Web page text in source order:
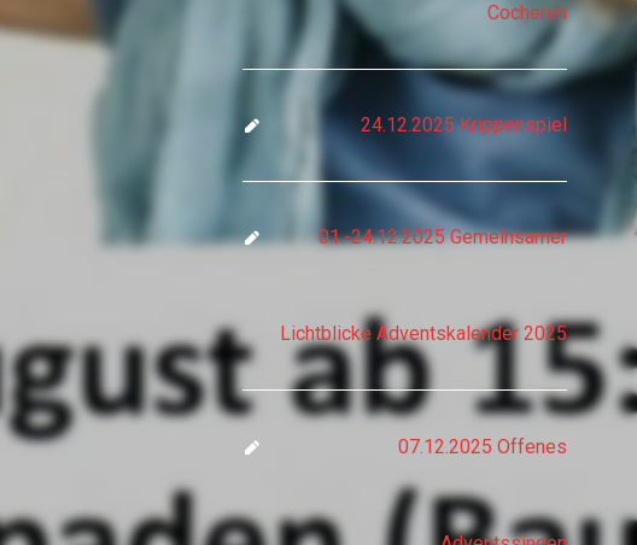
Cocheren
24.12.2025 Krippenspiel
01.-24.12.2025 Gemeinsamer
Lichtblicke Adventskalender 2025
07.12.2025 Offenes